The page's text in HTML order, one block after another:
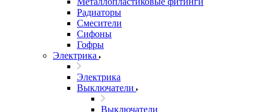
Радиаторы
Смесители
Сифоны
Гофры
Электрика
Электрика
Выключатели
Выключатели